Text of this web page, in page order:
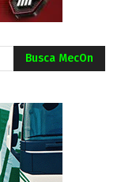
Busca MecOn